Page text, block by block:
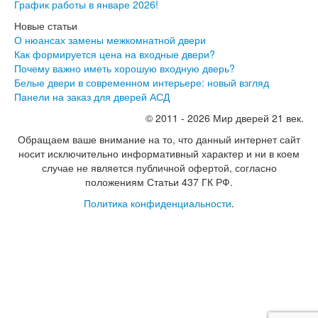
График работы в январе 2026!
Новые статьи
О нюансах замены межкомнатной двери
Как формируется цена на входные двери?
Почему важно иметь хорошую входную дверь?
Белые двери в современном интерьере: новый взгляд
Панели на заказ для дверей АСД
© 2011 - 2026 Мир дверей 21 век.
Обращаем ваше внимание на то, что данный интернет сайт
носит исключительно информативный характер и ни в коем
случае не является публичной офертой, согласно
положениям Статьи 437 ГК РФ.
Политика конфиденциальности.